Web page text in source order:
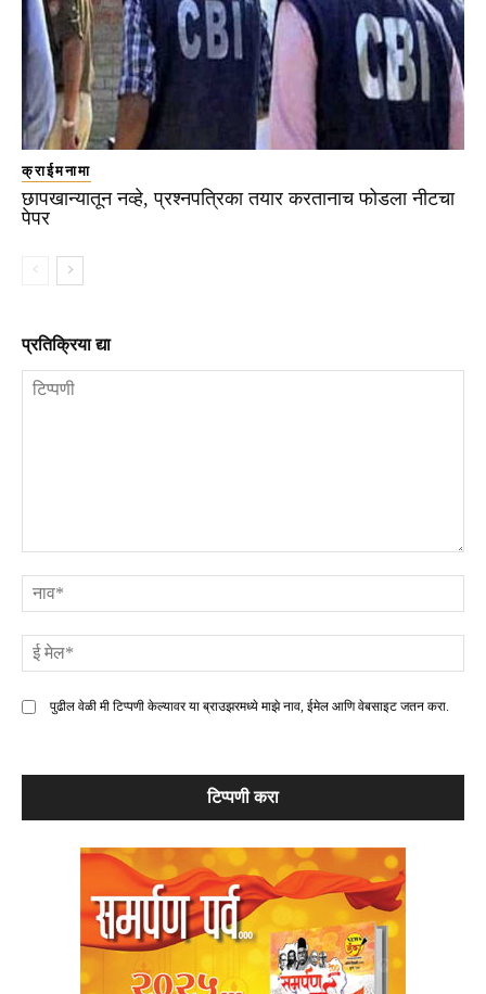
क्राईमनामा
छापखान्यातून नव्हे, प्रश्नपत्रिका तयार करतानाच फोडला नीटचा
पेपर
प्रतिक्रिया द्या
पुढील वेळी मी टिप्पणी केल्यावर या ब्राउझरमध्ये माझे नाव, ईमेल आणि वेबसाइट जतन करा.